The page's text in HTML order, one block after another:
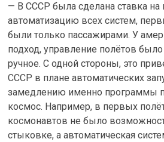
— В СССР была сделана ставка на
автоматизацию всех систем,
были только пассажирами. У
подход, управление полётов
ручное. С одной стороны, это
СССР в плане автоматических
замедлению именно программы
космос. Например, в первых
космонавтов не было
стыковке, а автоматическая